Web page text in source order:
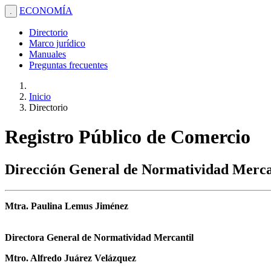
. ECONOMÍA
Directorio
Marco jurídico
Manuales
Preguntas frecuentes
Inicio
Directorio
Registro Público de Comercio
Dirección General de Normatividad
Mtra. Paulina Lemus Jiménez
Directora General de Normatividad Mercantil
Mtro. Alfredo Juárez Velázquez